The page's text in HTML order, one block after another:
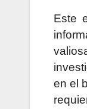
Este
en el